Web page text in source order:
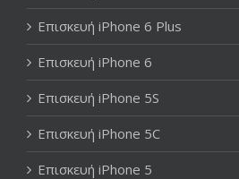
Επισκευή iPhone 6 Plus
Επισκευή iPhone 6
Επισκευή iPhone 5S
Επισκευή iPhone 5C
Επισκευή iPhone 5